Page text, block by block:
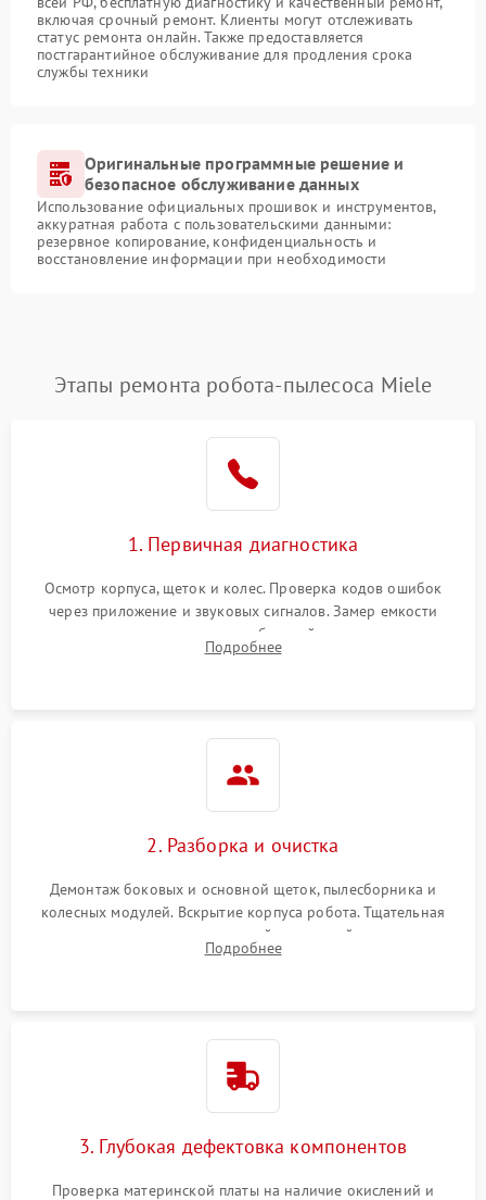
включая срочный ремонт. Клиенты могут отслеживать
статус ремонта онлайн. Также предоставляется
постгарантийное обслуживание для продления срока
службы техники
Оригинальные программные решение и
безопасное обслуживание данных
Использование официальных прошивок и инструментов,
аккуратная работа с пользовательскими данными:
резервное копирование, конфиденциальность и
восстановление информации при необходимости
Этапы ремонта робота-пылесоса Miele
1. Первичная диагностика
Осмотр корпуса, щеток и колес. Проверка кодов ошибок
через приложение и звуковых сигналов. Замер емкости
аккумулятора и тестирование базовой станции зарядки.
Оценка работы лидара, бампера и датчиков падения для
Подробнее
2. Разборка и очистка
Демонтаж боковых и основной щеток, пылесборника и
колесных модулей. Вскрытие корпуса робота. Тщательная
очистка внутренних полостей, шестерней и плат от
скопившейся пыли, волос и шерсти животных с
Подробнее
3. Глубокая дефектовка компонентов
Проверка материнской платы на наличие окислений и